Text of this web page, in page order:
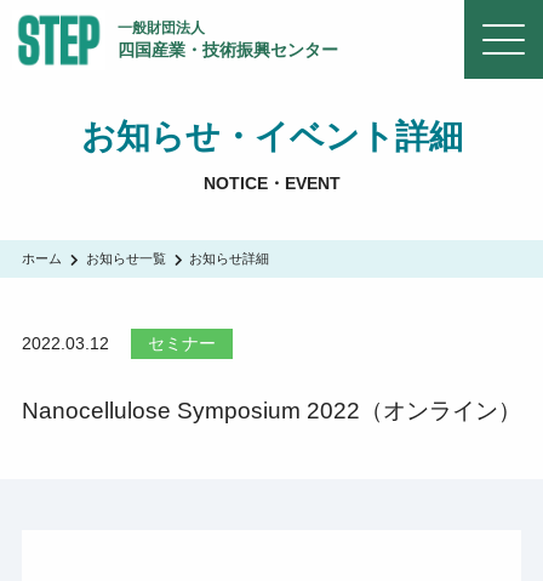
一般財団法人
四国産業・技術振興センター
お知らせ・イベント詳細
NOTICE・EVENT
ホーム お知らせ一覧 お知らせ詳細
2022.03.12 セミナー
Nanocellulose Symposium 2022（オンライン）